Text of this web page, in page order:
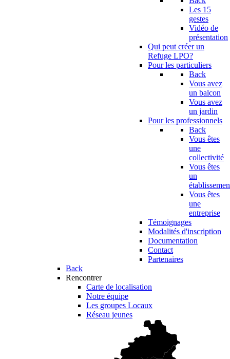
Les 15
gestes
Vidéo de
présentation
Qui peut créer un
Refuge LPO?
Pour les particuliers
Back
Vous avez
un balcon
Vous avez
un jardin
Pour les professionnels
Back
Vous êtes
une
collectivité
Vous êtes
un
Vous êtes
une
entreprise
Témoignages
Modalités d'inscription
Documentation
Contact
Partenaires
Back
Rencontrer
Carte de localisation
Notre équipe
Les groupes Locaux
Réseau jeunes